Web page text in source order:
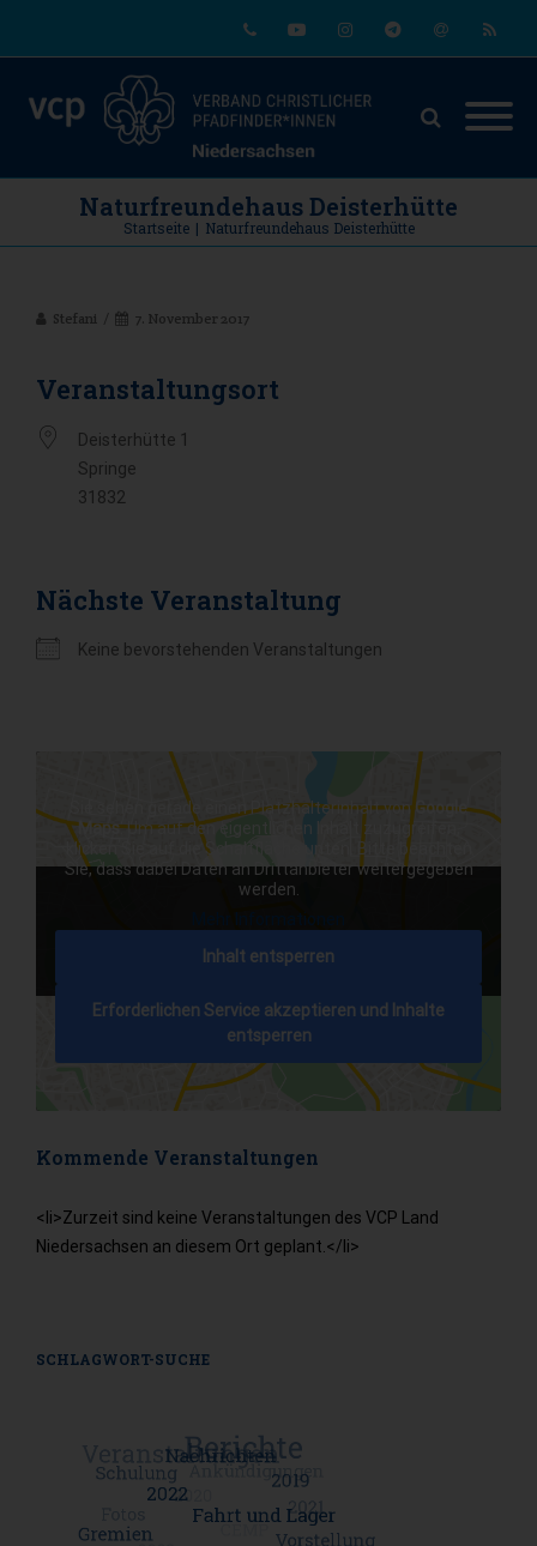
Naturfreundehaus Deisterhütte
Startseite | Naturfreundehaus Deisterhütte
Stefani 7. November 2017
Veranstaltungsort
Deisterhütte 1
Springe
31832
Nächste Veranstaltung
Keine bevorstehenden Veranstaltungen
Sie sehen gerade einen Platzhalterinhalt vonGoogle
Maps. Um auf den eigentlichen Inhalt zuzugreifen,
klicken Sie auf die Schaltfläche unten. Bitte beachten
Sie, dass dabei Daten an Drittanbieter weitergegeben
werden.
Mehr Informationen
Inhalt entsperren
Erforderlichen Service akzeptieren und Inhalte
entsperren
Kommende Veranstaltungen
<li>Zurzeit sind keine Veranstaltungen des VCP Land
Niedersachsen an diesem Ort geplant.</li>
SCHLAGWORT-SUCHE